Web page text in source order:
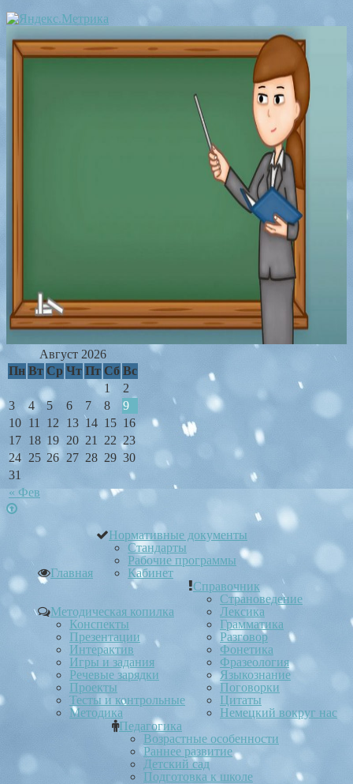
Август 2026
Пн Вт Ср Чт Пт Сб Вс
« Фев
1
2
3
4 5 6 7 8
9
10 11 12 13 14 15 16
17 18 19 20 21 22 23
24 25 26 27 28 29 30
31
Главная
Нормативные документы
Стандарты
Рабочие программы
Кабинет
Методическая копилка
Конспекты
Презентации
Интерактив
Игры и задания
Речевые зарядки
Проекты
Тесты и контрольные
Методика
Справочник
Страноведение
Лексика
Грамматика
Разговор
Фонетика
Фразеология
Языкознание
Поговорки
Цитаты
Немецкий вокруг нас
Педагогика
Возрастные особенности
Раннее развитие
Детский сад
Подготовка к школе